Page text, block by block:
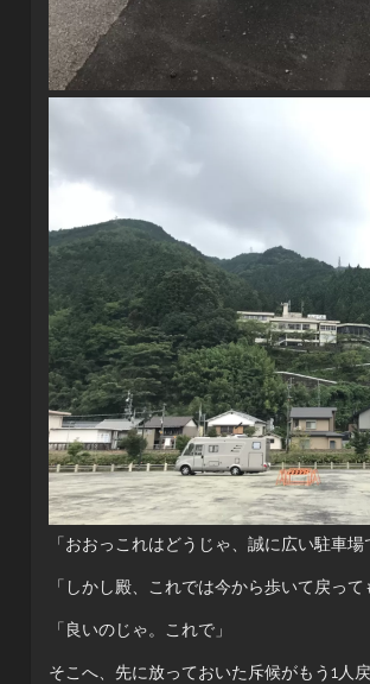
「おおっこれはどうじゃ、誠に広い駐車
「しかし殿、これでは今から歩いて戻っ
「良いのじゃ。これで」
そこへ、先に放っておいた斥候がもう1人